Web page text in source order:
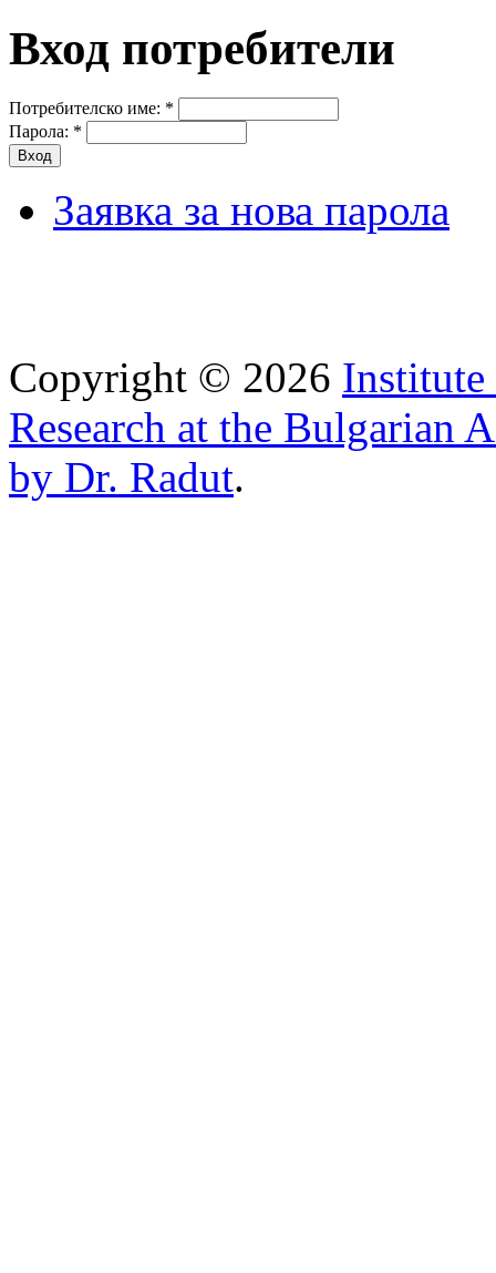
Вход потребители
Потребителско име: *
Парола: *
Заявка за нова парола
Copyright © 2026
Research at the Bulgarian
by Dr. Radut.